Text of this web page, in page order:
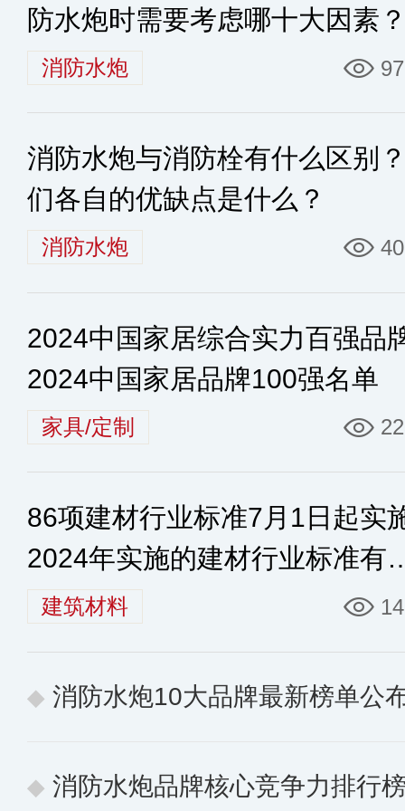
防水炮时需要考虑哪十大因素
消防水炮 97
消防水炮与消防栓有什么区别
们各自的优缺点是什么？
消防水炮 40
2024中国家居综合实力百强品
2024中国家居品牌100强名单
家具/定制
86项建材行业标准7月1日起实
2024年实施的建材行业标准有
些建筑材料
消防水炮10大品牌最新榜单公布
消防水炮品牌核心竞争力排行榜 10个